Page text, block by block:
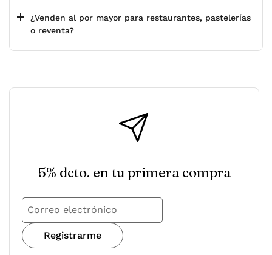
¿Venden al por mayor para restaurantes, pastelerías
o reventa?
5% dcto. en tu primera compra
Registrarme